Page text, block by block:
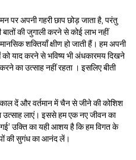
पर अपनी गहरी छाप छोड़ जाता है, परंतु
की जुगाली करने से कोई लाभ नहीं
शक्तियाँ क्षीण हो जाती हैं। हम अपनी
याद करने से भविष्य भी अंधकारमय दिखने
का उत्साह नहीं रहता । इसलिए बीती
दें और वर्तमान में चैन से जीने की कोशिश
लाएं। इससे हम एक नए जीवन का
उक्ति का यही आशय है कि हम विगत के
की सुगंध का आनंद लें।